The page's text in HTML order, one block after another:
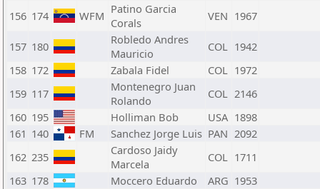
156 174 WFM Patino Garcia
Corals
VEN 1967
157 180
Robledo Andres
Mauricio
COL 1942
158 172 Zabala Fidel COL 1972
159 117
Montenegro Juan
Rolando
COL 2146
160 195 Holliman Bob USA 1898
161 140 FM Sanchez Jorge Luis PAN 2092
162 235
Cardoso Jaidy
Marcela
COL 1711
163 178 Moccero Eduardo ARG 1953